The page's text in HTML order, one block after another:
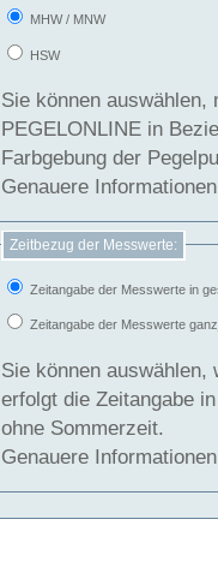
MHW / MNW
HSW
Sie können
PEGELONLINE in Beziehung
Farbgebung der
Genauere
Zeitbezug der Messwerte:
Zeitangabe der Messwerte in
Zeitangabe der Messwerte
Sie können auswählen,
erfolgt die Zeitangabe
ohne Sommerzeit.
Genauere